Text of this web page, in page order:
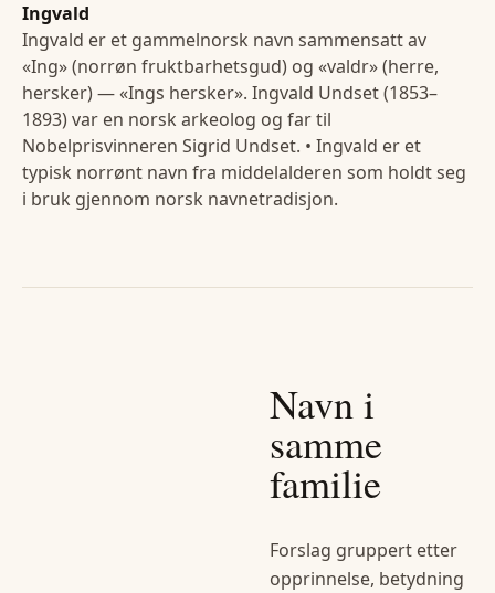
Ingvald
Ingvald er et gammelnorsk navn sammensatt av
«Ing» (norrøn fruktbarhetsgud) og «valdr» (herre,
hersker) — «Ings hersker». Ingvald Undset (1853–
1893) var en norsk arkeolog og far til
Nobelprisvinneren Sigrid Undset. • Ingvald er et
typisk norrønt navn fra middelalderen som holdt seg
i bruk gjennom norsk navnetradisjon.
Navn i
samme
familie
Forslag gruppert etter
opprinnelse, betydning